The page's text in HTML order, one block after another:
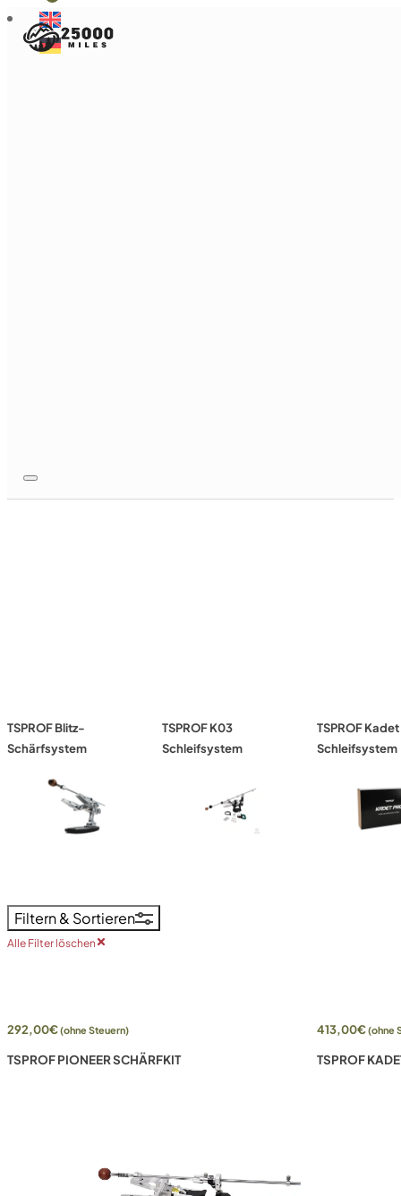
TSPROF Blitz-
Schärfsystem
TSPROF K03
Schleifsystem
TSPROF Kadet
Schleifsystem
Filtern & Sortieren
Alle Filter löschen
292,00€(ohne Steuern)
TSPROF PIONEER SCHÄRFKIT
413,00€(ohne
TSPROF